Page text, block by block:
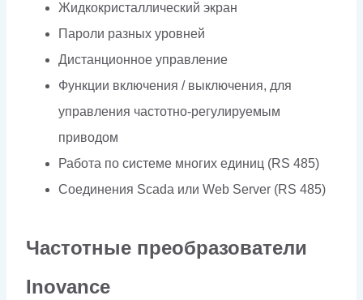
Жидкокристаллический экран
Пароли разных уровней
Дистанционное управление
Функции включения / выключения, для
управления частотно-регулируемым
приводом
Работа по системе многих единиц (RS 485)
Соединения Scada или Web Server (RS 485)
Частотные преобразователи
Inovance